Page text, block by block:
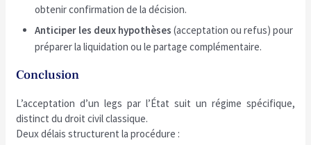
obtenir confirmation de la décision.
Anticiper les deux hypothèses (acceptation ou refus) pour
préparer la liquidation ou le partage complémentaire.
Conclusion
L’acceptation d’un legs par l’État suit un régime spécifique,
distinct du droit civil classique.
Deux délais structurent la procédure :